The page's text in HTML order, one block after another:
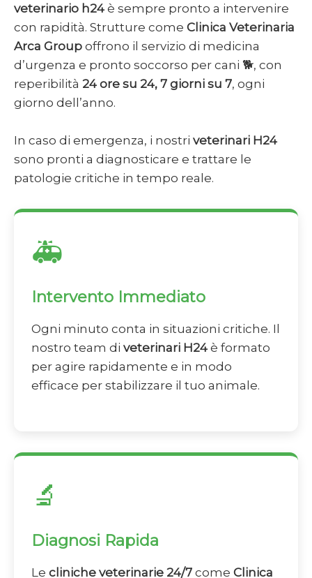
veterinario h24 è sempre pronto a intervenire
con rapidità. Strutture come Clinica Veterinaria
Arca Group offrono il servizio di medicina
d’urgenza e pronto soccorso per cani 🐕, con
reperibilità 24 ore su 24, 7 giorni su 7, ogni
giorno dell’anno.
In caso di emergenza, i nostri veterinari H24
sono pronti a diagnosticare e trattare le
patologie critiche in tempo reale.
🚑
Intervento Immediato
Ogni minuto conta in situazioni critiche. Il
nostro team di veterinari H24 è formato
per agire rapidamente e in modo
efficace per stabilizzare il tuo animale.
🔬
Diagnosi Rapida
Le cliniche veterinarie 24/7 come Clinica